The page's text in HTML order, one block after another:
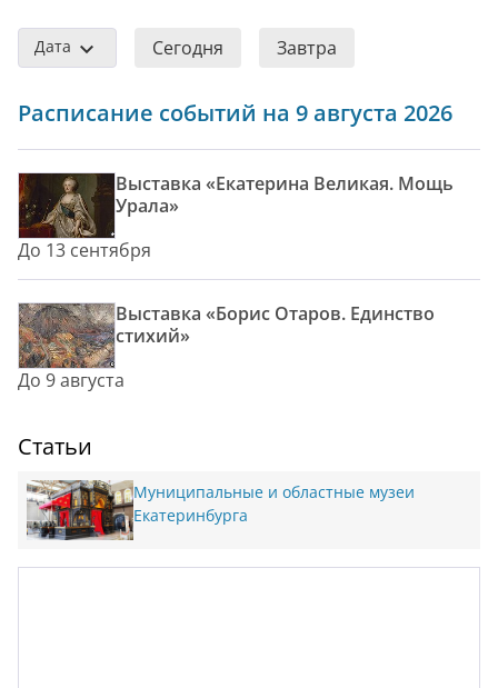
Дата Сегодня Завтра
Расписание событий на 9 августа 2026
Выставка «Екатерина Великая. Мощь
Урала»
До 13 сентября
Выставка «Борис Отаров. Единство
стихий»
До 9 августа
Статьи
Муниципальные и областные музеи
Екатеринбурга